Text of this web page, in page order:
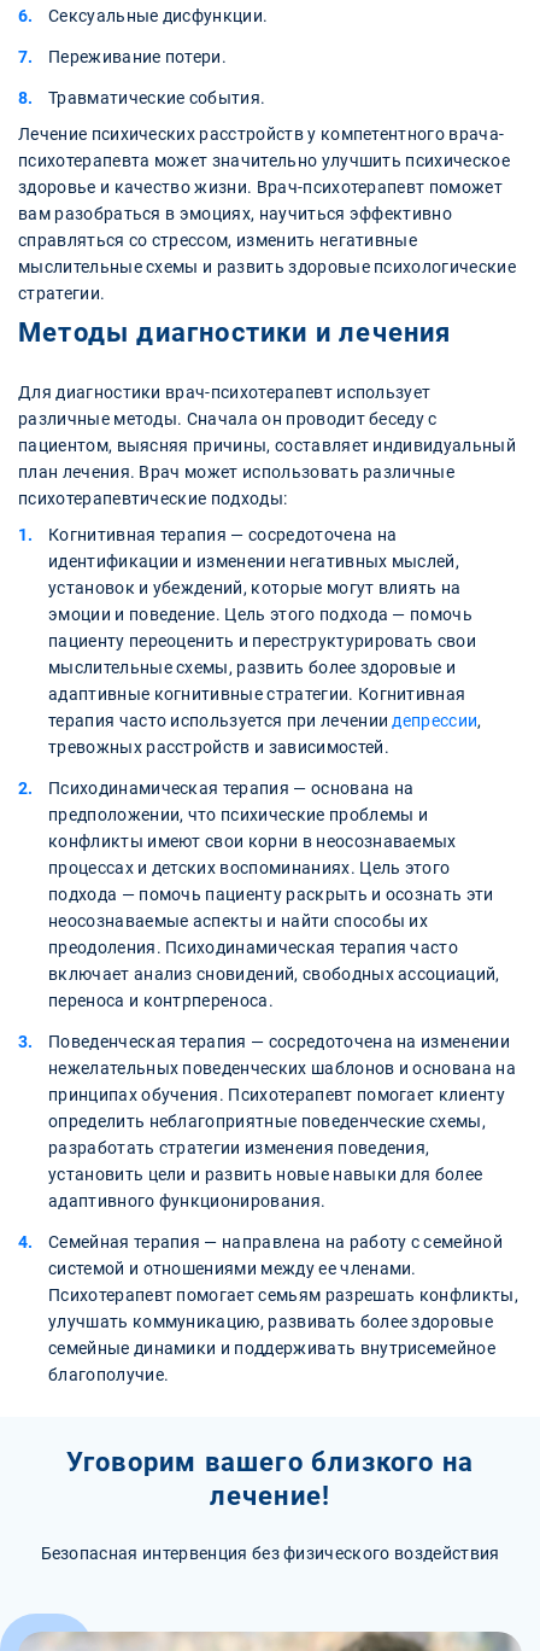
Сексуальные дисфункции.
Переживание потери.
Травматические события.
Лечение психических расстройств у компетентного врача-
психотерапевта может значительно улучшить психическое
здоровье и качество жизни. Врач-психотерапевт поможет
вам разобраться в эмоциях, научиться эффективно
справляться со стрессом, изменить негативные
мыслительные схемы и развить здоровые психологические
стратегии.
Методы диагностики и лечения
Для диагностики врач-психотерапевт использует
различные методы. Сначала он проводит беседу с
пациентом, выясняя причины, составляет индивидуальный
план лечения. Врач может использовать различные
психотерапевтические подходы:
Когнитивная терапия — сосредоточена на
идентификации и изменении негативных мыслей,
установок и убеждений, которые могут влиять на
эмоции и поведение. Цель этого подхода — помочь
пациенту переоценить и переструктурировать свои
мыслительные схемы, развить более здоровые и
адаптивные когнитивные стратегии. Когнитивная
терапия часто используется при лечениидепрессии,
тревожных расстройств и зависимостей.
Психодинамическая терапия — основана на
предположении, что психические проблемы и
конфликты имеют свои корни в неосознаваемых
процессах и детских воспоминаниях. Цель этого
подхода — помочь пациенту раскрыть и осознать эти
неосознаваемые аспекты и найти способы их
преодоления. Психодинамическая терапия часто
включает анализ сновидений, свободных ассоциаций,
переноса и контрпереноса.
Поведенческая терапия — сосредоточена на изменении
нежелательных поведенческих шаблонов и основана на
принципах обучения. Психотерапевт помогает клиенту
определить неблагоприятные поведенческие схемы,
разработать стратегии изменения поведения,
установить цели и развить новые навыки для более
адаптивного функционирования.
Семейная терапия — направлена на работу с семейной
системой и отношениями между ее членами.
Психотерапевт помогает семьям разрешать конфликты,
улучшать коммуникацию, развивать более здоровые
семейные динамики и поддерживать внутрисемейное
благополучие.
Уговорим вашего близкого на
лечение!
Безопасная интервенция без физического воздействия